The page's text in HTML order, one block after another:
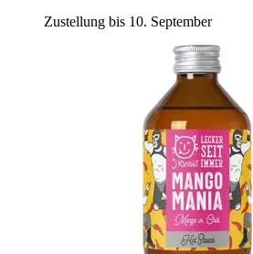
Zustellung bis 10. September